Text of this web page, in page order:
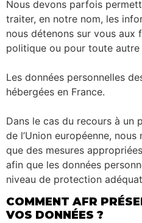
Nous devons parfois
traiter, en notre nom, les
nous détenons sur vous aux
politique ou pour toute
Les données personnelles
hébergées en France.
Dans le cas du recours à un
de l’Union européenne,
que des mesures
afin que les données
niveau de protection
COMMENT AFR
VOS DONNÉES ?